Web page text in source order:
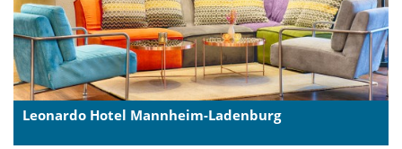
Leonardo Hotel Mannheim-Ladenburg